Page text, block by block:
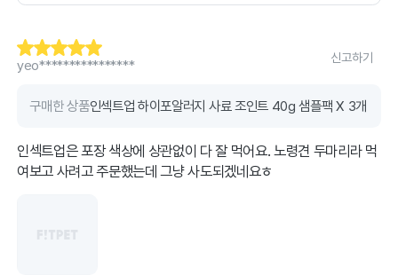
yeo****************
신고하기
구매한 상품인섹트업 하이포알러지 사료 조인트 40g 샘플팩 X 3개
인섹트업은 포장 색상에 상관없이 다 잘 먹어요. 노령견 두마리라 먹
여보고 사려고 주문했는데 그냥 사도되겠네요ㅎ